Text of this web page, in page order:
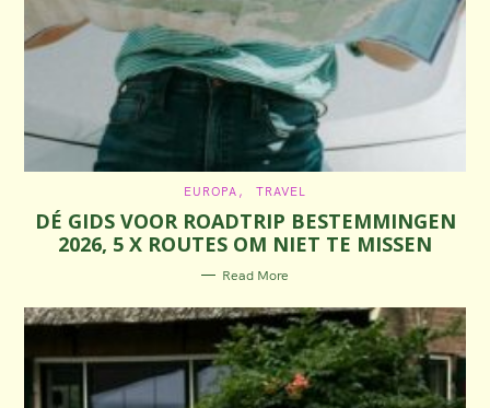
T
E
G
O
R
I
S
EUROPA TRAVEL
DÉ GIDS VOOR ROADTRIP BESTEMMINGEN
2026, 5 X ROUTES OM NIET TE MISSEN
Read More